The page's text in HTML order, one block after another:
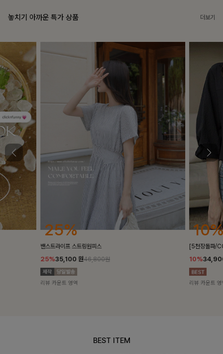
놓치기 아까운 특가 상품 더보기
25%
밴스트라이프 스트링원피스
25%35,100 원46,800원
리뷰 카운트 영역
10%
[5천장돌파/
10%
리뷰 카운트 영
BEST ITEM